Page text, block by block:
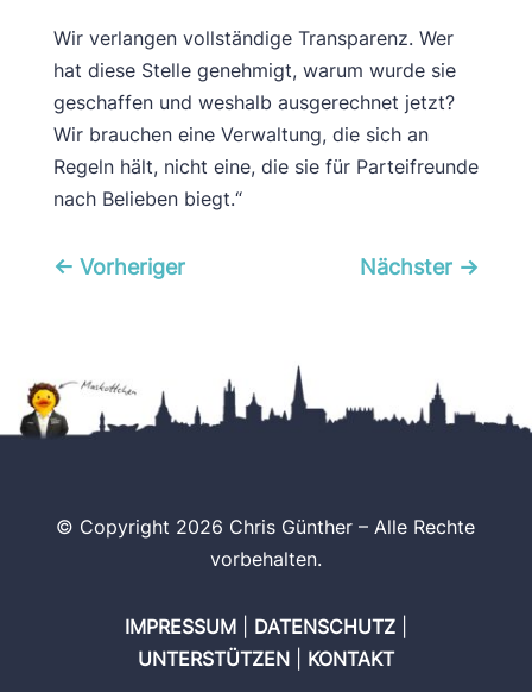
Wir verlangen vollständige Transparenz. Wer
hat diese Stelle genehmigt, warum wurde sie
geschaffen und weshalb ausgerechnet jetzt?
Wir brauchen eine Verwaltung, die sich an
Regeln hält, nicht eine, die sie für Parteifreunde
nach Belieben biegt.“
← Vorheriger Nächster →
© Copyright 2026 Chris Günther – Alle Rechte
vorbehalten.
IMPRESSUM| DATENSCHUTZ|
UNTERSTÜTZEN| KONTAKT